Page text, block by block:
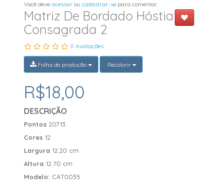
Você deveacessar oucadastrar-se para comentar.
Matriz De Bordado Hóstia
Consagrada 2
0 Avaliações
Folha de produção Recolorir
R$18,00
DESCRIÇÃO
Pontos20713
Cores 12
Largura 12.20 cm
Altura 12.70 cm
Modelo: CAT0035